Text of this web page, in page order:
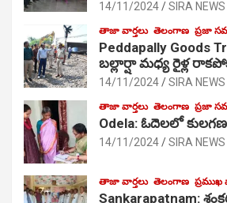
14/11/2024 SIRA NEWS
తాజా వార్తలు తెలంగాణ ప్రజా
Peddapally Goods
బల్లార్షా మధ్య రైళ్ల
14/11/2024 SIRA NEWS
తాజా వార్తలు తెలంగాణ ప్రజా
Odela: ఓదెలలో
14/11/2024 SIRA NEWS
తాజా వార్తలు తెలంగాణ ప్రముఖ
Sankarapatnam: